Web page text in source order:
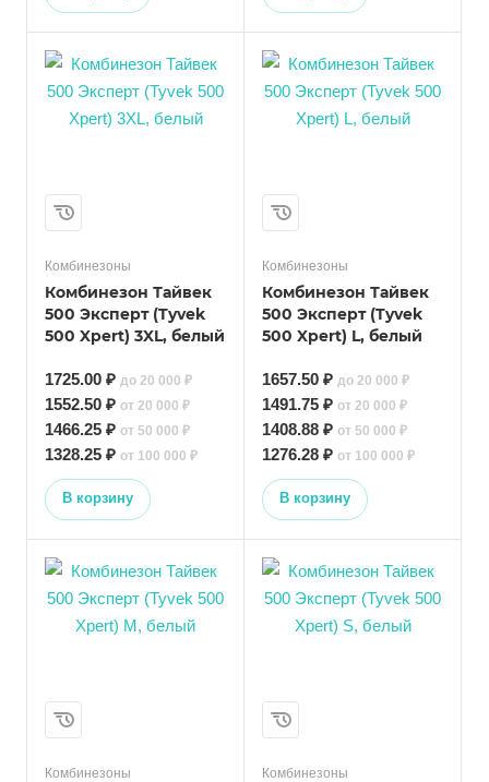
Комбинезоны
Комбинезон Тайвек
500 Эксперт (Tyvek
500 Xpert) 3XL, белый
1725.00 ₽ до 20 000 ₽
1552.50 ₽ от 20 000 ₽
1466.25 ₽ от 50 000 ₽
1328.25 ₽ от 100 000 ₽
В корзину
Комбинезоны
Комбинезон Тайвек
500 Эксперт (Tyvek
500 Xpert) L, белый
1657.50 ₽ до 20 000 ₽
1491.75 ₽ от 20 000 ₽
1408.88 ₽ от 50 000 ₽
1276.28 ₽ от 100 000 ₽
В корзину
Комбинезоны Комбинезоны